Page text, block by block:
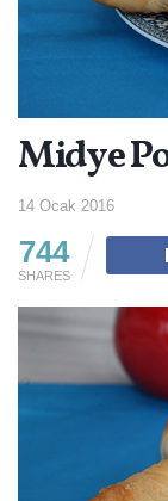
Midye
14 Ocak 2016
744
SHARES